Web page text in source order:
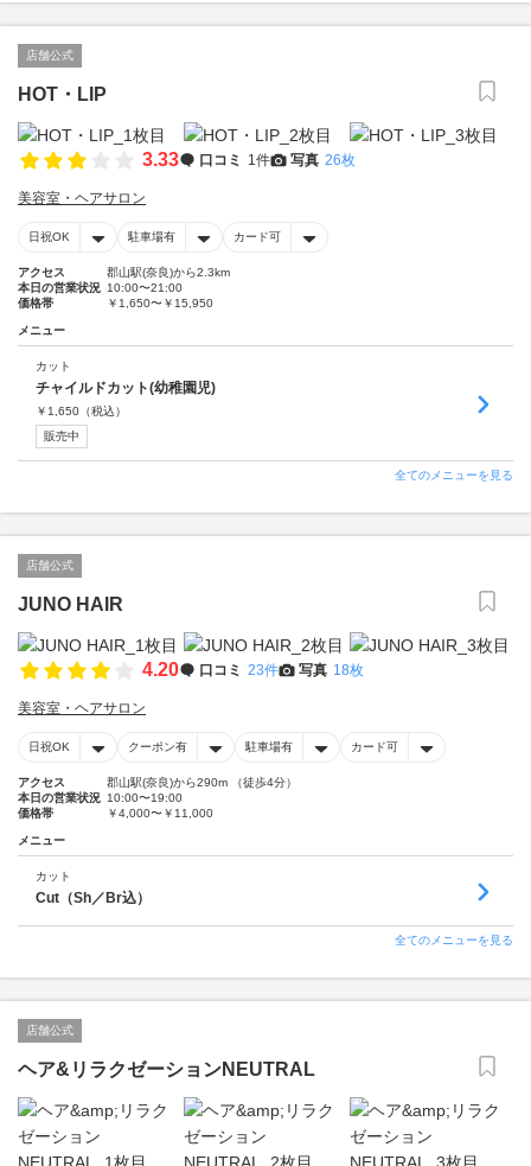
店舗公式
HOT・LIP
3.33 口コミ 1件 写真 26枚
美容室・ヘアサロン
日祝OK 駐車場有 カード可
アクセス
郡山駅(奈良)から2.3km
本日の営業状況 10:00〜21:00
価格帯
￥1,650〜￥15,950
メニュー
カット
チャイルドカット(幼稚園児)
￥ 1,650 （税込）
販売中
全てのメニューを見る
店舗公式
JUNO HAIR
4.20 口コミ 23件 写真 18枚
美容室・ヘアサロン
日祝OK クーポン有 駐車場有 カード可
アクセス
郡山駅(奈良)から290m （徒歩4分）
本日の営業状況 10:00〜19:00
価格帯
￥4,000〜￥11,000
メニュー
カット
Cut（Sh／Br込）
全てのメニューを見る
店舗公式
ヘア&リラクゼーションNEUTRAL